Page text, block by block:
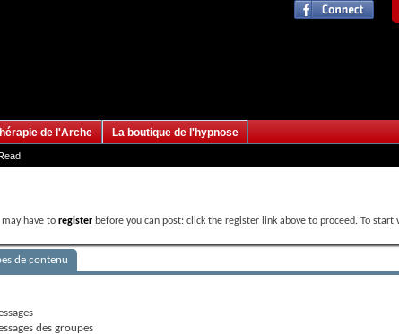
de l'Arche La boutique de l'hypnose
may have to register before you can post: click the register link above to proceed. To
de contenu
des groupes